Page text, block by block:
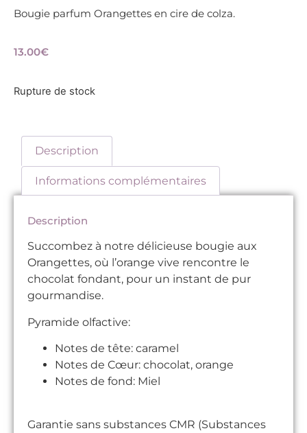
Bougie parfum Orangettes en cire de colza.
13.00€
Rupture de stock
Description
Informations complémentaires
Description
Succombez à notre délicieuse bougie aux
Orangettes, où l’orange vive rencontre le
chocolat fondant, pour un instant de pur
gourmandise.
Pyramide olfactive:
Notes de tête: caramel
Notes de Cœur: chocolat, orange
Notes de fond: Miel
Garantie sans substances CMR (Substances